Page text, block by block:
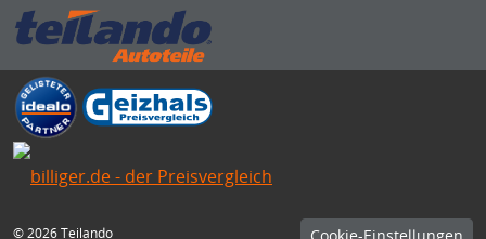
vorherige Zustimmung von TecDoc zu vervielfältigen, zu verbreiten
und/oder diese Handlungen durch Dritte ausführen zu lassen. Ein
Zuwiderhandeln stellt eine Urheberrechtsverletzung dar und wird verfolgt.
Bitte prüfen Sie, ob das über unseren Onlineshop identifizierte Ersatzteil
auch tatsächlich dem gesuchten Ersatzteil entspricht.
Gegebenenfalls sind ergänzende Informationen notwendig, um
sicherzustellen, dass das gewählte Ersatzteil auch in das gewünschte
Kraftfahrzeug passt.
Für Fragen stehen wir Ihnen gerne zur Verfügung.
© 2026 Teilando
Cookie-Einstellungen